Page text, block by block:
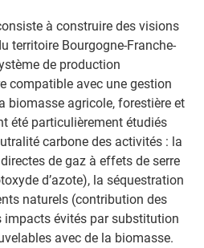
à construire des visions
territoire Bourgogne-Franche-
de production
compatible avec une gestion
biomasse agricole, forestière et
été particulièrement étudiés
carbone des activités : la
de gaz à effets de serre
d’azote), la séquestration
naturels (contribution des
impacts évités par substitution
avec de la biomasse.